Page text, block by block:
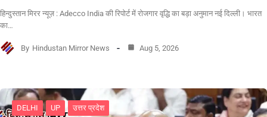
हिन्दुस्तान मिरर न्यूज़ : Adecco India की रिपोर्ट में रोजगार वृद्धि का बड़ा अनुमान नई दिल्ली। भारत
का…
By Hindustan Mirror News Aug 5, 2026
DELHI UP उत्तर प्रदेश